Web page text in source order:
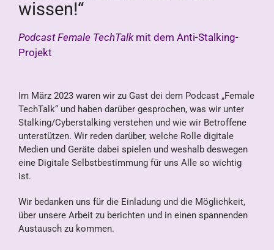
wissen!“
Podcast Female TechTalk mit dem Anti-Stalking-
Projekt
Im März 2023 waren wir zu Gast dei dem Podcast „Female
TechTalk“ und haben darüber gesprochen, was wir unter
Stalking/Cyberstalking verstehen und wie wir Betroffene
unterstützen. Wir reden darüber, welche Rolle digitale
Medien und Geräte dabei spielen und weshalb deswegen
eine Digitale Selbstbestimmung für uns Alle so wichtig
ist.
Wir bedanken uns für die Einladung und die Möglichkeit,
über unsere Arbeit zu berichten und in einen spannenden
Austausch zu kommen.